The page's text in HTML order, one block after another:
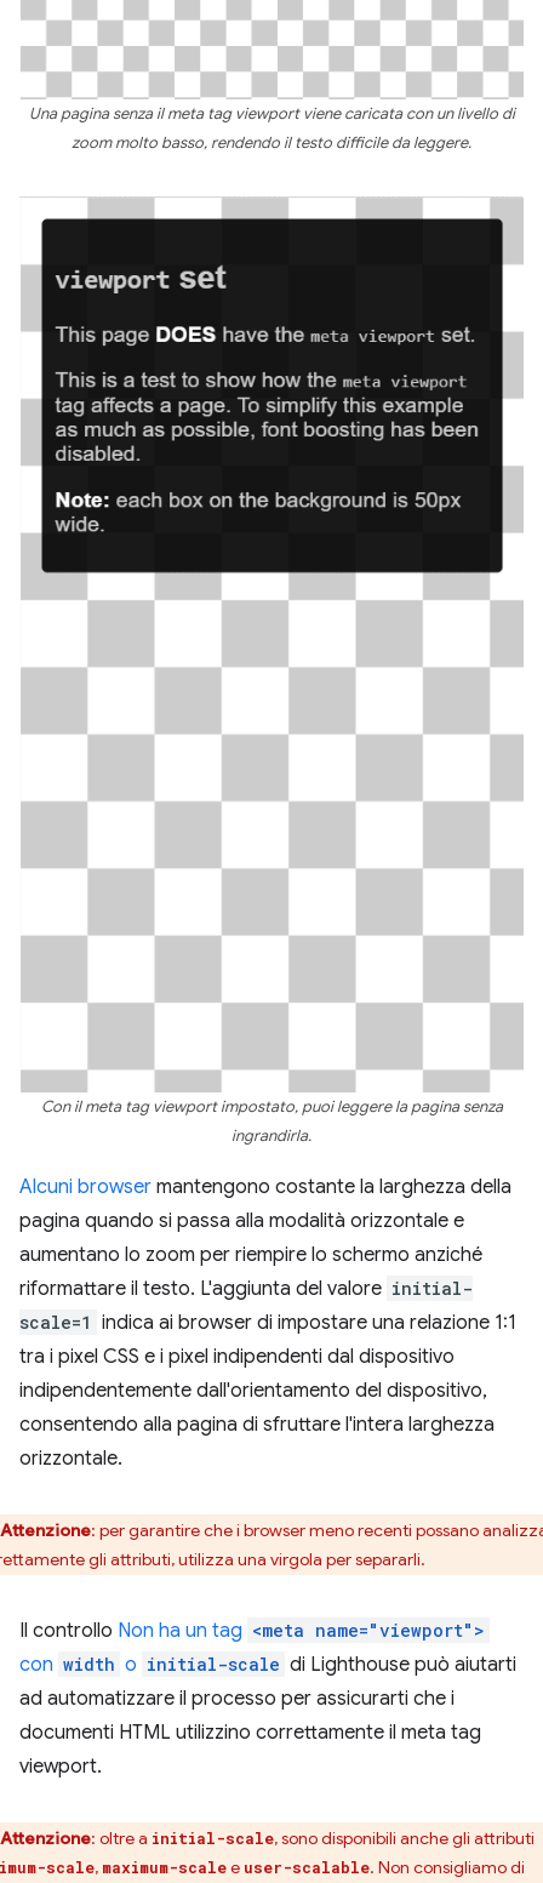
Una pagina senza il meta tag viewport viene caricata con un livello di
zoom molto basso, rendendo il testo difficile da leggere.
Con il meta tag viewport impostato, puoi leggere la pagina senza
ingrandirla.
Alcuni browser mantengono costante la larghezza della
pagina quando si passa alla modalità orizzontale e
aumentano lo zoom per riempire lo schermo anziché
riformattare il testo. L'aggiunta del valore initial-
scale=1 indica ai browser di impostare una relazione 1:1
tra i pixel CSS e i pixel indipendenti dal dispositivo
indipendentemente dall'orientamento del dispositivo,
consentendo alla pagina di sfruttare l'intera larghezza
orizzontale.
Attenzione: per garantire che i browser meno recenti possano
gli attributi, utilizza una virgola per separarli.
Il controllo Non ha un tag <meta name="viewport">
con width o initial-scale di Lighthouse può aiutarti
ad automatizzare il processo per assicurarti che i
documenti HTML utilizzino correttamente il meta tag
viewport.
Attenzione: oltre a initial-scale, sono disponibili anche gli attributi
scale, maximum-scalee user-scalable. Non consigliamo di